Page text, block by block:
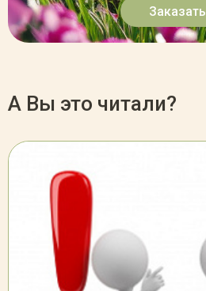
Заказать
А Вы это читали?